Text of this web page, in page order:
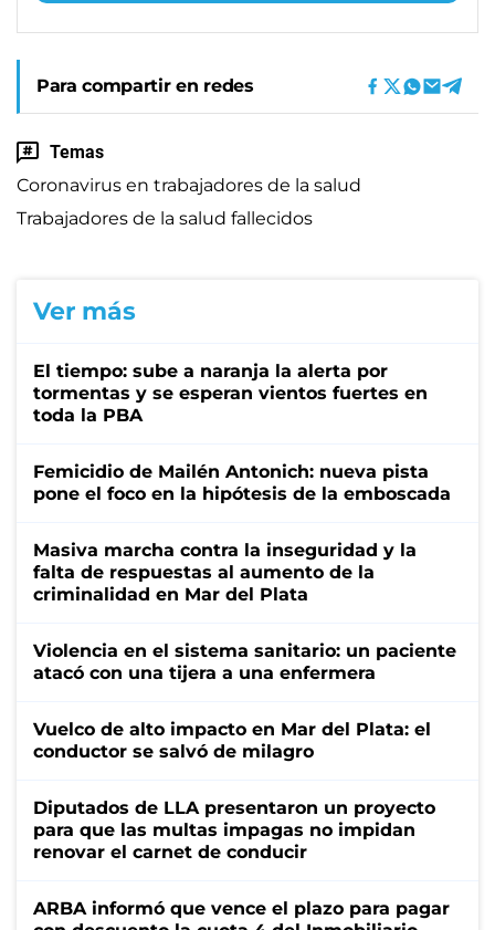
Para compartir en redes
Temas
Coronavirus en trabajadores de la salud
Trabajadores de la salud fallecidos
Ver más
El tiempo: sube a naranja la alerta por
tormentas y se esperan vientos fuertes en
toda la PBA
Femicidio de Mailén Antonich: nueva pista
pone el foco en la hipótesis de la emboscada
Masiva marcha contra la inseguridad y la
falta de respuestas al aumento de la
criminalidad en Mar del Plata
Violencia en el sistema sanitario: un paciente
atacó con una tijera a una enfermera
Vuelco de alto impacto en Mar del Plata: el
conductor se salvó de milagro
Diputados de LLA presentaron un proyecto
para que las multas impagas no impidan
renovar el carnet de conducir
ARBA informó que vence el plazo para pagar